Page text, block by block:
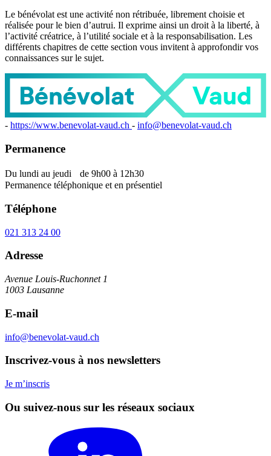
Le bénévolat est une activité non rétribuée, librement choisie et
réalisée pour le bien d’autrui. Il exprime ainsi un droit à la liberté, à
l’activité créatrice, à l’utilité sociale et à la responsabilisation. Les
différents chapitres de cette section vous invitent à approfondir vos
connaissances sur le sujet.
- https://www.benevolat-vaud.ch - info@benevolat-vaud.ch
Permanence
Du lundi au jeudi de 9h00 à 12h30
Permanence téléphonique et en présentiel
Téléphone
021 313 24 00
Adresse
Avenue Louis-Ruchonnet 1
1003 Lausanne
E-mail
info@benevolat-vaud.ch
Inscrivez-vous à nos newsletters
Je m’inscris
Ou suivez-nous sur les réseaux sociaux